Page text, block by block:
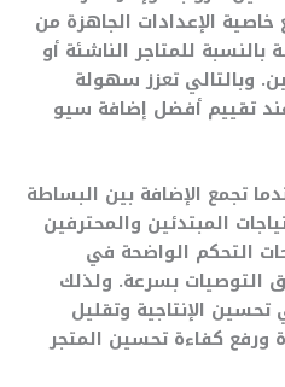
الإعدادات الجاهزة من
للمتاجر الناشئة أو
وبالتالي تعزز سهولة
تقييم أفضل إضافة سيو
تجمع الإضافة بين البساطة
المبتدئين والمحترفين
التحكم الواضحة في
التوصيات بسرعة. ولذلك
الإنتاجية وتقليل
ورفع كفاءة تحسين المتجر